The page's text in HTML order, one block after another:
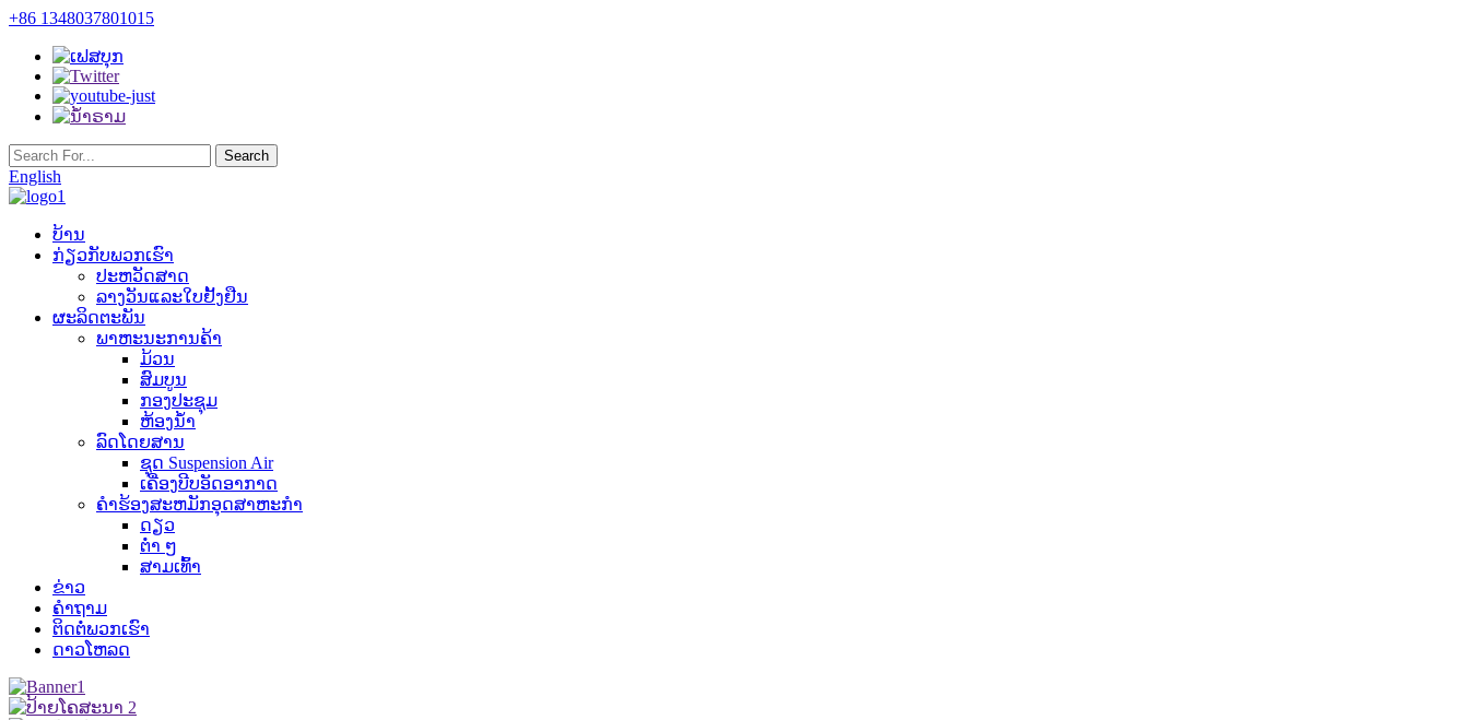
+86 1348037801015
English
ບ້ານ
ກ່ຽວກັບພວກເຮົາ
ປະຫວັດສາດ
ລາງວັນແລະໃບຢັ້ງຢືນ
ຜະລິດຕະພັນ
ພາຫະນະການຄ້າ
ມ້ວນ
ສົມບູນ
ກອງປະຊຸມ
ຫ້ອງນ້ໍາ
ລົດໂດຍສານ
ຊຸດ Suspension Air
ເຄື່ອງບີບອັດອາກາດ
ຄໍາຮ້ອງສະຫມັກອຸດສາຫະກໍາ
ດຽວ
ຕ່ໍາ ໆ
ສາມເທົ້າ
ຂ່າວ
ຄໍາຖາມ
ຕິດຕໍ່ພວກເຮົາ
ດາວໂຫລດ